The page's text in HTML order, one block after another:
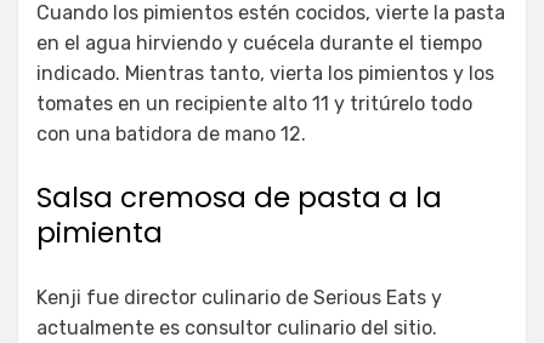
Cuando los pimientos estén cocidos, vierte la pasta
en el agua hirviendo y cuécela durante el tiempo
indicado. Mientras tanto, vierta los pimientos y los
tomates en un recipiente alto 11 y tritúrelo todo
con una batidora de mano 12.
Salsa cremosa de pasta a la
pimienta
Kenji fue director culinario de Serious Eats y
actualmente es consultor culinario del sitio.